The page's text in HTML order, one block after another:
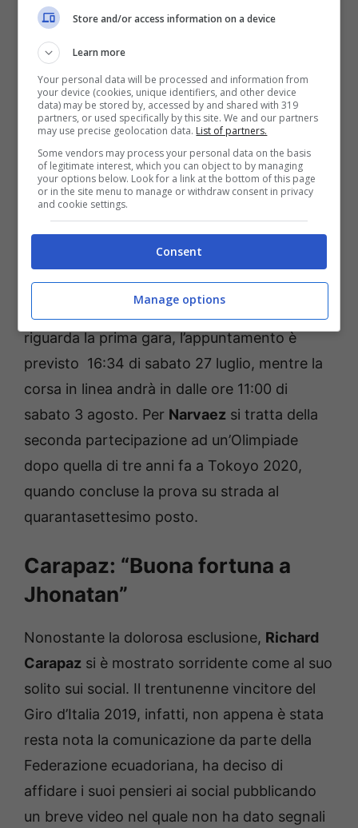
Grenadiers è stato protagonista anche nel
Giro d’Italia appena concluso, centrando la
vittoria nella prima tappa da Venaria Reale a
Torino davanti al tedesco Maximiliann
Schachmann e allo sloveno Tadej Pogacar e
andando ad indossare la prima maglia rosa
del 2024.
A questo punto per l’atleta classe 1997 si
profila un doppio impegno agli imminenti
Giochi Olimpici di Parigi 2024, dato che sarà
impegnato sia nella prova a cronometro, sia
in quella in linea su strada. Per quanto
riguarda la prima gara, l’appuntamento è
previsto 16:34 di sabato 27 luglio, mentre la
corsa in linea andrà in dalle ore 11:00 di
sabato 3 agosto. Per Narvaez si tratta della
seconda partecipazione ad un’Olimpiade
dopo quella di tre anni fa a Tokoyo 2020,
quando concluse la prova su strada al
quarantasettesimo posto.
Carapaz: “Buona fortuna a
Jhonatan”
Nonostante la dolorosa esclusione, Richard
Carapaz si è mostrato sorridente come al suo
solito sui social. Il trentunenne vincitore del
Giro d’Italia 2019, infatti, non appena è stata
resta nota la comunicazione da parte della
Federazione ecuadoriana, ha deciso di
affidare i suoi pensieri ai social pubblicando
un breve video nel quale non ha dato segnali
Store and/or access information on a device
Learn more
Your personal data will be processed and information from
your device (cookies, unique identifiers, and other device
data) may be stored by, accessed by and shared with 319
partners, or used specifically by this site. We and our partners
may use precise geolocation data. List of partners.
Some vendors may process your personal data on the basis
of legitimate interest, which you can object to by managing
your options below. Look for a link at the bottom of this page
or in the site menu to manage or withdraw consent in privacy
and cookie settings.
Consent
Manage options